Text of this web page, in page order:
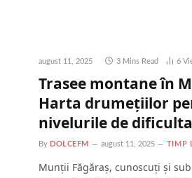
august 11, 2025 3 Mins Read 6
Trasee montane în
Harta drumețiilor
nivelurile de
By DOLCEFM august 11, 2025 TIMP
Munții Făgăraș, cunoscuți și